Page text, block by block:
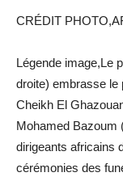
CRÉDIT
Légende image,Le
droite) embrasse le
Cheikh El
Mohamed Bazoum
dirigeants africains
cérémonies des